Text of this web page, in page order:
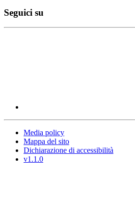
Seguici su
Media policy
Mappa del sito
Dichiarazione di accessibilità
v1.1.0